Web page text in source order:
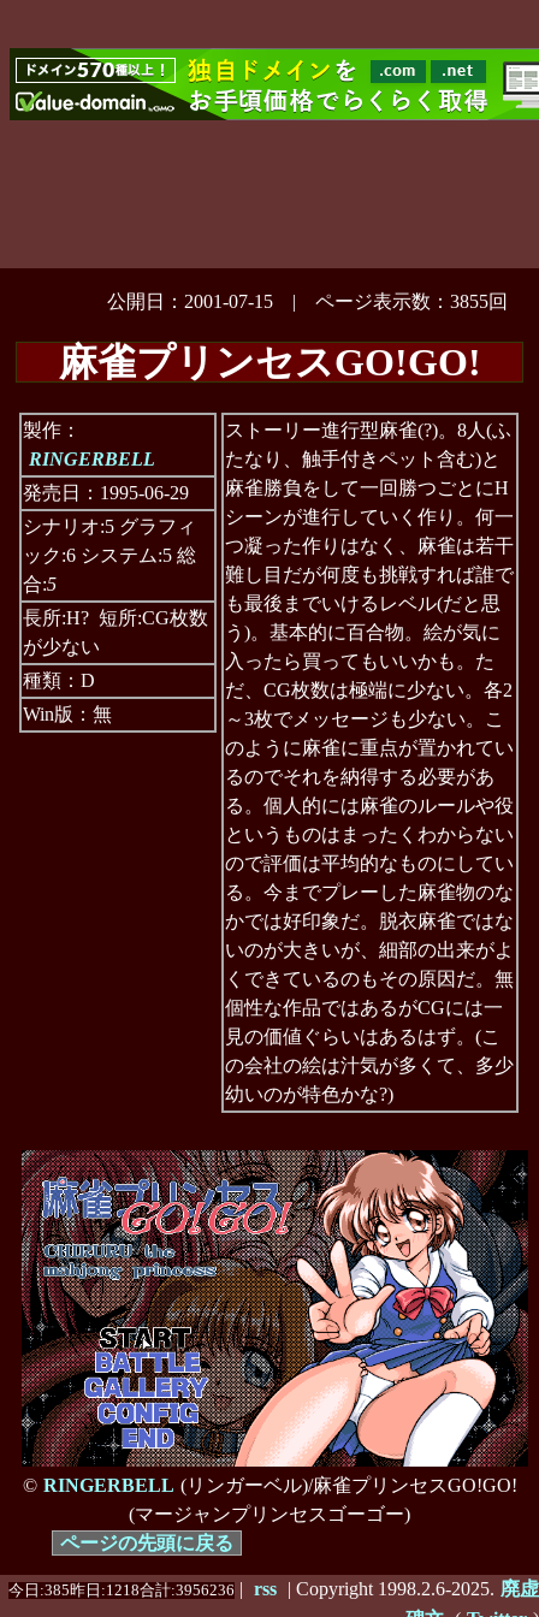
公開日：2001-07-15 | ページ表示数：3855回
麻雀プリンセスGO!GO!
製作：
RINGERBELL
発売日：1995-06-29
シナリオ:5 グラフィ
ック:6 システム:5 総
合:5
長所:H? 短所:CG枚数
が少ない
種類：D
Win版：無
ストーリー進行型麻雀(?)。8人(ふ
たなり、触手付きペット含む)と
麻雀勝負をして一回勝つごとにH
シーンが進行していく作り。何一
つ凝った作りはなく、麻雀は若干
難し目だが何度も挑戦すれば誰で
も最後までいけるレベル(だと思
う)。基本的に百合物。絵が気に
入ったら買ってもいいかも。た
だ、CG枚数は極端に少ない。各2
～3枚でメッセージも少ない。こ
のように麻雀に重点が置かれてい
るのでそれを納得する必要があ
る。個人的には麻雀のルールや役
というものはまったくわからない
ので評価は平均的なものにしてい
る。今までプレーした麻雀物のな
かでは好印象だ。脱衣麻雀ではな
いのが大きいが、細部の出来がよ
くできているのもその原因だ。無
個性な作品ではあるがCGには一
見の価値ぐらいはあるはず。(こ
の会社の絵は汁気が多くて、多少
幼いのが特色かな?)
© RINGERBELL (リンガーベル)/麻雀プリンセスGO!GO!
(マージャンプリンセスゴーゴー)
ページの先頭に戻る
今日:385昨日:1218合計:3956236 | rss | Copyright 1998.2.6-2025. 廃虚